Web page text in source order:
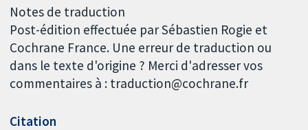
Notes de traduction
Post-édition effectuée par Sébastien Rogie et
Cochrane France. Une erreur de traduction ou
dans le texte d'origine ? Merci d'adresser vos
commentaires à : traduction@cochrane.fr
Citation